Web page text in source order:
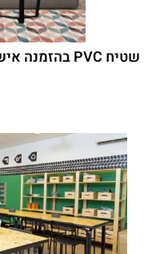
שטיח PVC בהזמנה אישית – כך תעצבו אותו במדויק!